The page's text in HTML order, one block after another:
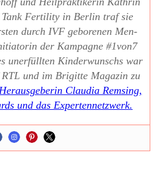
Tank Fer­ti­li­ty in Ber­lin traf sie
durch IVF gebo­re­nen Men­
der Kam­pa­gne #1von7
uner­füll­ten Kin­der­wunschs war
und im Bri­git­te Maga­zin zu
Clau­dia Rem­sing,
und das Exper­ten­netz­werk.